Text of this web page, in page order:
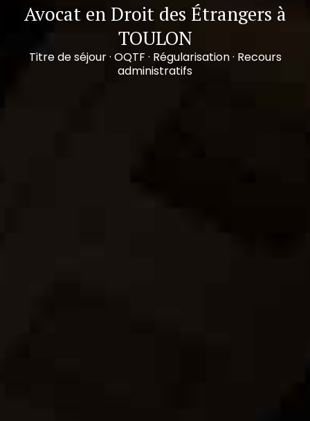
Avocat en Droit des Étrangers à
TOULON
Titre de séjour · OQTF · Régularisation · Recours
administratifs